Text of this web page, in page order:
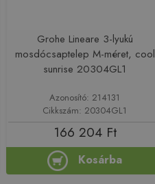
Grohe Lineare 3-lyukú
mosdócsaptelep M-méret, cool
sunrise 20304GL1
Azonosító: 214131
Cikkszám: 20304GL1
166 204 Ft
Kosárba